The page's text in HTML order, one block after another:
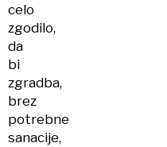
celo
zgodilo,
da
bi
zgradba,
brez
potrebne
sanacije,